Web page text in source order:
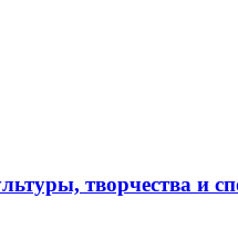
творчества и